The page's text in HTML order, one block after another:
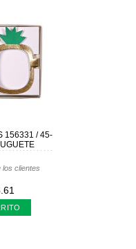
156331 / 45-
los clientes